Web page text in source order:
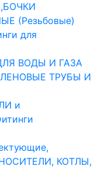
(Резьбовые)
для
ВОДЫ И ГАЗА
ТРУБЫ И
и
КОТЛЫ,